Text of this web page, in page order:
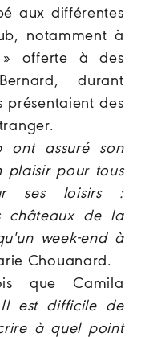
aux différentes
notamment à
offerte à des
durant
présentaient des
ont assuré son
plaisir pour tous
ses loisirs :
châteaux de la
week-end à
Chouanard.
que Camila
Il est difficile de
à quel point